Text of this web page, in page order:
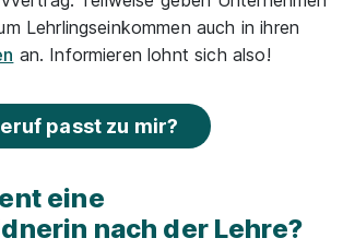
Lehrlingseinkommen auch in ihren
an. Informieren lohnt sich also!
passt zu mir?
eine
nach der Lehre?